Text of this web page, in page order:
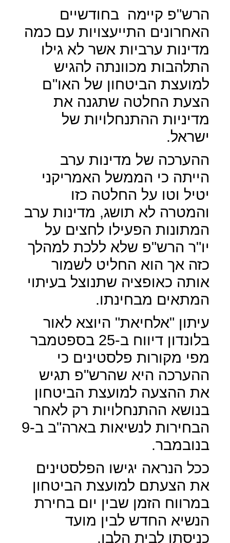
הרש"פ קיימה בחודשיים
האחרונים התייעצויות עם כמה
מדינות ערביות אשר לא גילו
התלהבות מכוונתה להגיש
למועצת הביטחון של האו"ם
הצעת החלטה שתגנה את
מדיניות ההתנחלויות של
ישראל.
ההערכה של מדינות ערב
הייתה כי הממשל האמריקני
יטיל וטו על החלטה כזו
והמטרה לא תושג, מדינות ערב
המתונות הפעילו לחצים על
יו"ר הרש"פ שלא ללכת למהלך
כזה אך הוא החליט לשמור
אותה כאופציה שתנוצל בעיתוי
המתאים מבחינתו.
עיתון "אלחיאת" היוצא לאור
בלונדון דיווח ב-25 בספטמבר
מפי מקורות פלסטינים כי
ההערכה היא שהרש"פ תגיש
את ההצעה למועצת הביטחון
בנושא ההתנחלויות רק לאחר
הבחירות לנשיאות בארה"ב ב-9
בנובמבר.
ככל הנראה יגישו הפלסטינים
את הצעתם למועצת הביטחון
במרווח הזמן שבין יום בחירת
הנשיא החדש לבין מועד
כניסתו לבית הלבן.